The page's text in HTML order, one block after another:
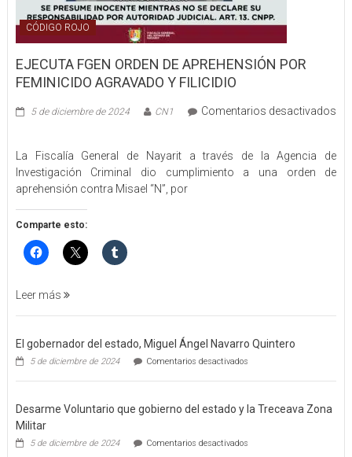
CÓDIGO ROJO
EJECUTA FGEN ORDEN DE APREHENSIÓN POR
FEMINICIDO AGRAVADO Y FILICIDIO
5 de diciembre de 2024 CN1
Comentarios desactivados
FGEN
ORDEN
DE
APREHENSIÓN
POR
FEMINICIDO
AGRAVADO
FILICIDIO
La Fiscalía General de Nayarit a través de la Agencia de
Investigación Criminal dio cumplimiento a una orden de
aprehensión contra Misael “N”, por
Comparte esto:
Leer más
El gobernador del estado, Miguel Ángel Navarro Quintero
5 de diciembre de 2024 Comentarios desactivadosen
gobernador
estado,
Navarro
Desarme Voluntario que gobierno del estado y la Treceava Zona
Militar
5 de diciembre de 2024 Comentarios desactivadosen